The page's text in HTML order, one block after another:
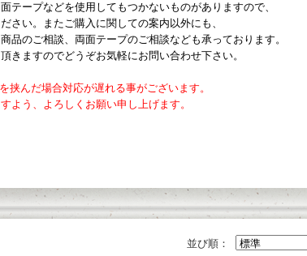
テープなどを使用してもつかないものがありますので、
さい。またご購入に関しての案内以外にも、
品のご相談、両面テープのご相談なども承っております。
きますのでどうぞお気軽にお問い合わせ下さい。
んだ場合対応が遅れる事がございます。
よう、よろしくお願い申し上げます。
並び順：